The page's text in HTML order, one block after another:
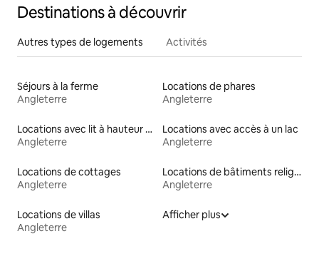
Destinations à découvrir
Autres types de logements Activités
Séjours à la ferme
Angleterre
Locations de phares
Angleterre
Locations avec lit à hauteur adaptée
Angleterre
Locations avec accès à un lac
Angleterre
Locations de cottages
Angleterre
Locations de bâtiments religieux
Angleterre
Locations de villas
Angleterre
Afficher plus